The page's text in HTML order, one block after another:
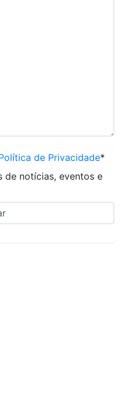
de Privacidade*
de notícias, eventos e